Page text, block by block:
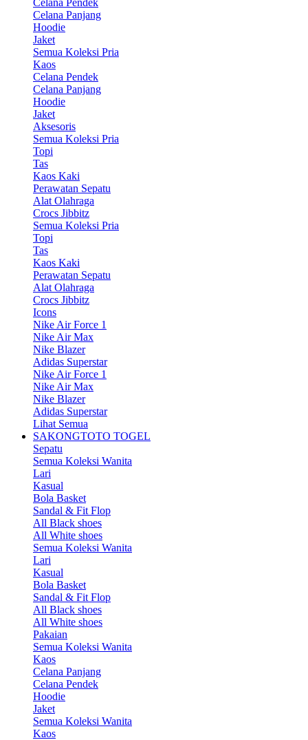
Celana Panjang
Hoodie
Jaket
Semua Koleksi Pria
Kaos
Celana Pendek
Celana Panjang
Hoodie
Jaket
Aksesoris
Semua Koleksi Pria
Topi
Tas
Kaos Kaki
Perawatan Sepatu
Alat Olahraga
Crocs Jibbitz
Semua Koleksi Pria
Topi
Tas
Kaos Kaki
Perawatan Sepatu
Alat Olahraga
Crocs Jibbitz
Icons
Nike Air Force 1
Nike Air Max
Nike Blazer
Adidas Superstar
Nike Air Force 1
Nike Air Max
Nike Blazer
Adidas Superstar
Lihat Semua
SAKONGTOTO TOGEL
Sepatu
Semua Koleksi Wanita
Lari
Kasual
Bola Basket
Sandal & Fit Flop
All Black shoes
All White shoes
Semua Koleksi Wanita
Lari
Kasual
Bola Basket
Sandal & Fit Flop
All Black shoes
All White shoes
Pakaian
Semua Koleksi Wanita
Kaos
Celana Panjang
Celana Pendek
Hoodie
Jaket
Semua Koleksi Wanita
Kaos